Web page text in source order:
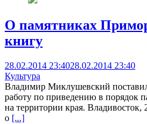
О памятниках
книгу
28.02.2014 23:4028.02.2014 23:40
Культура
Владимир Миклушевский поставил
работу по приведению в порядок
на территории края.
о [...]